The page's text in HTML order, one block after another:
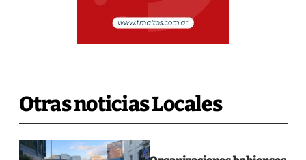
Otras noticias Locales